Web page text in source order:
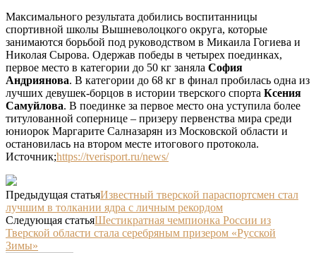
Максимального результата добились воспитанницы
спортивной школы Вышневолоцкого округа, которые
занимаются борьбой под руководством в Микаила Гогиева и
Николая Сырова. Одержав победы в четырех поединках,
первое место в категории до 50 кг заняла София
Андриянова. В категории до 68 кг в финал пробилась одна из
лучших девушек-борцов в истории тверского спорта Ксения
Самуйлова. В поединке за первое место она уступила более
титулованной сопернице – призеру первенства мира среди
юниорок Маргарите Салназарян из Московской области и
остановилась на втором месте итогового протокола.
Источник;https://tverisport.ru/news/
Предыдущая статьяИзвестный тверской параспортсмен стал
лучшим в толкании ядра с личным рекордом
Следующая статьяШестикратная чемпионка России из
Тверской области стала серебряным призером «Русской
Зимы»